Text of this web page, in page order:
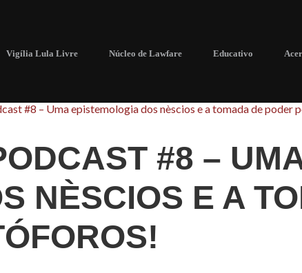
Vigília Lula Livre Núcleo de Lawfare Educativo
#8 – Uma epistemologia dos nèscios e a tomada de poder
#8 –
NÈSCIOS E A